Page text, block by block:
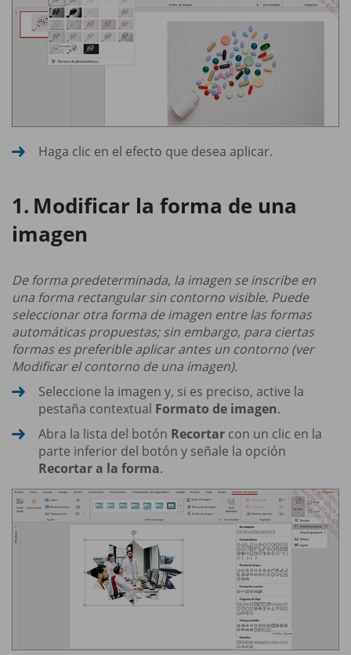
Haga clic en el efecto que desea aplicar.
Modificar la forma de una
imagen
De forma predeterminada, la imagen se inscribe en
una forma rectangular sin contorno visible. Puede
seleccionar otra forma de imagen entre las formas
automáticas propuestas; sin embargo, para ciertas
formas es preferible aplicar antes un contorno (ver
Modificar el contorno de una imagen).
Seleccione la imagen y, si es preciso, active la
pestaña contextual Formato de imagen.
Abra la lista del botón Recortar con un clic en la
parte inferior del botón y señale la opción
Recortar a la forma.